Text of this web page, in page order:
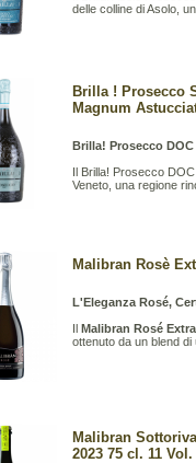
delle colline di Asolo,
Brilla ! Prosecco
Magnum
Brilla! Prosecco
Il Brilla! Prosecco
Veneto, una regione
Malibran Rosè
L'Eleganza Rosé,
Il Malibran Rosé
ottenuto da un blend
Malibran
2023 75 cl. 11 Vol.